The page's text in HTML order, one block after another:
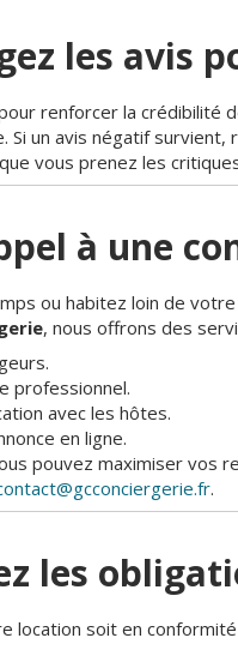
les avis
renforcer la crédibilité
Si un avis négatif
vous prenez les
à une
ou habitez loin de
, nous offrons des
professionnel.
avec les hôtes.
en ligne.
pouvez maximiser vos
.
les
location soit en conformité